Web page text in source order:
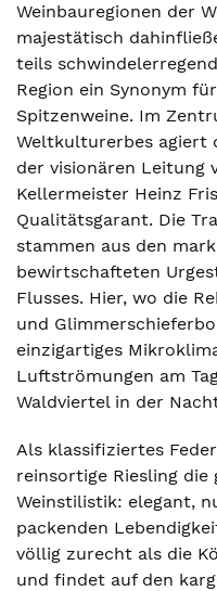
Weinbauregionen der
majestätisch
teils
Region ein Synonym
Spitzenweine. Im
Weltkulturerbes agiert
der visionären Leitung
Kellermeister Heinz
Qualitätsgarant. Die
stammen aus den
bewirtschafteten
Flusses. Hier, wo die
und
einzigartiges
Luftströmungen am
Waldviertel in der
Als klassifiziertes
reinsortige Riesling die
Weinstilistik: elegant,
packenden
völlig zurecht als die
und findet auf den